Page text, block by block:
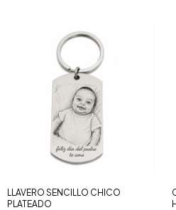
LLAVERO SENCILLO CHICO
PLATEADO